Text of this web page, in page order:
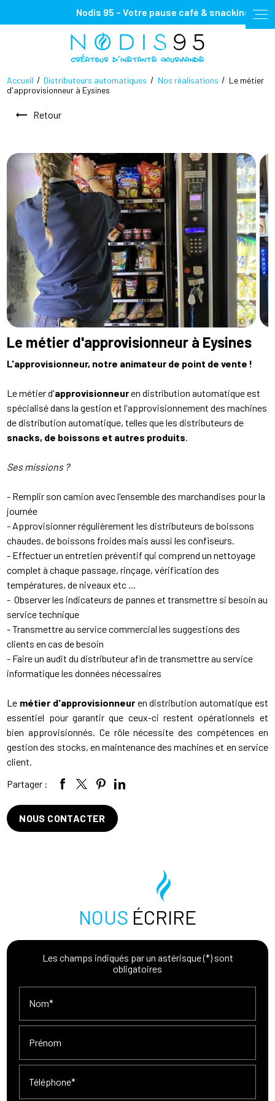
Nodis 95 – Votre pause café & snacking, 100%
Accueil Distributeurs automatiques Nos réalisations
Le métier
d'approvisionneur à Eysines
Retour
Le métier d'approvisionneur à Eysines
L'approvisionneur, notre animateur de point de vente !
Le métier d'approvisionneuren distribution automatique est
spécialisé dans la gestion et l'approvisionnement des machines
de distribution automatique, telles que les distributeurs de
snacks, de boissons et autres produits
Ses missions ?
- Remplir son camion avec l'ensemble des marchandises pour la
journée
- Approvisionner régulièrement les distributeurs de boissons
chaudes, de boissons froides mais aussi les confiseurs.
- Effectuer un entretien préventif qui comprend un nettoyage
complet à chaque passage, rinçage, vérification des
températures, de niveaux etc ...
- Observer les indicateurs de pannes et transmettre si besoin au
service technique
- Transmettre au service commercial les suggestions des
clients en cas de besoin
- Faire un audit du distributeur afin de transmettre au service
informatique les données nécessaires
Le métier d'approvisionneuren distribution automatique est
essentiel pour garantir que ceux-ci restent opérationnels et
bien approvisionnés. Ce rôle nécessite des compétences en
gestion des stocks, en maintenance des machines et en service
client.
Partager :
NOUS CONTACTER
NOUS ÉCRIRE
Les champs indiqués par un astérisque (*) sont
obligatoires
Nom*
Prénom
Téléphone*